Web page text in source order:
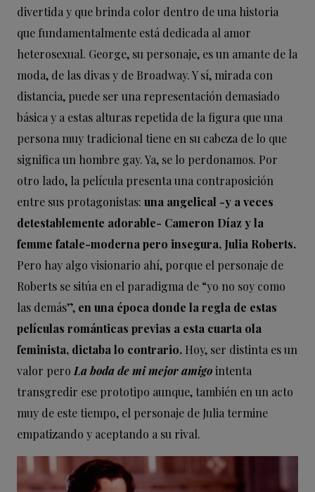
divertida y que brinda color dentro de una historia
que fundamentalmente está dedicada al amor
heterosexual. George, su personaje, es un amante de la
moda, de las divas y de Broadway. Y sí, mirada con
distancia, puede ser una representación demasiado
básica y a estas alturas repetida de la figura que una
persona muy tradicional tiene en su cabeza de lo que
significa un hombre gay. Ya, se lo perdonamos. Por
otro lado, la película presenta una contraposición
entre sus protagonistas: una angelical -y a veces
detestablemente adorable- Cameron Díaz y la
femme fatale-moderna pero insegura, Julia Roberts.
Pero hay algo visionario ahí, porque el personaje de
Roberts se sitúa en el paradigma de “yo no soy como
las demás”, en una época donde la regla de estas
películas románticas previas a esta cuarta ola
feminista, dictaba lo contrario. Hoy, ser distinta es un
valor pero La boda de mi mejor amigointenta
transgredir ese prototipo aunque, también en un acto
muy de este tiempo, el personaje de Julia termine
empatizando y aceptando a su rival.